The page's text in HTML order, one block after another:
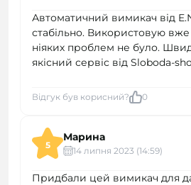
Автоматичний вимикач від
стабільно. Використовую вже
ніяких проблем не було.
якісний сервіс від Sloboda-
Відгук був корисний? 0
5
Марина
14 липня 2023 (14:59)
Придбали цей вимикач для